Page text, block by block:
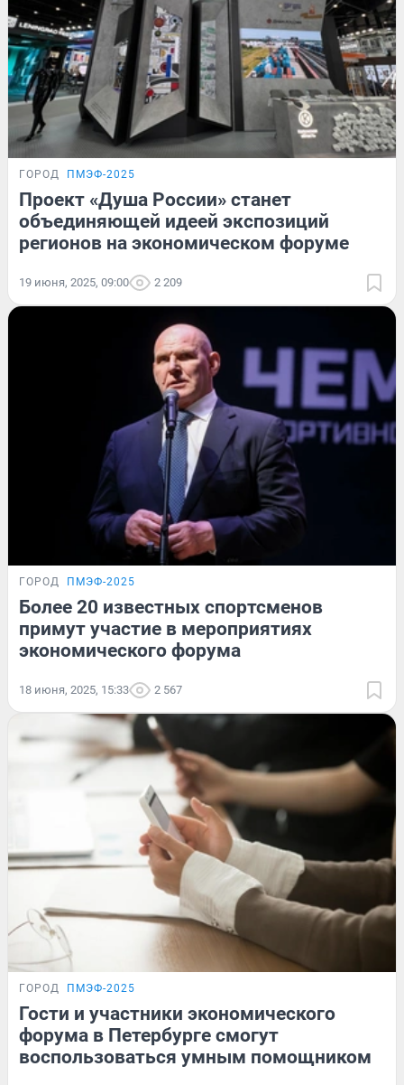
ГОРОД ПМЭФ-2025
Проект «Душа России» станет
объединяющей идеей экспозиций
регионов на экономическом форуме
19 июня, 2025, 09:00 2 209
ГОРОД ПМЭФ-2025
Более 20 известных спортсменов
примут участие в мероприятиях
экономического форума
18 июня, 2025, 15:33 2 567
ГОРОД ПМЭФ-2025
Гости и участники экономического
форума в Петербурге смогут
воспользоваться умным помощником